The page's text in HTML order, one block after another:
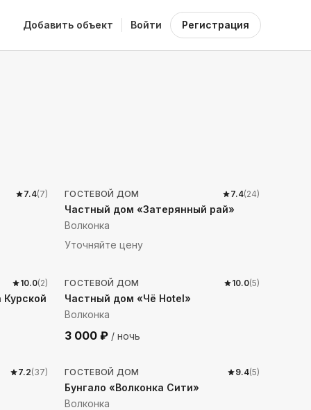
Добавить объект Войти Регистрация
7.4(7) ГОСТЕВОЙ ДОМ 7.4(24)
Частный дом «Затерянный рай»
Волконка
Уточняйте цену
10.0(2)
Курской
м до моря
ГОСТЕВОЙ ДОМ 10.0(5)
Частный дом «Чё Hotel»
Волконка
3 000 ₽ / ночь
7.2(37)
369м до моря
ГОСТЕВОЙ ДОМ 9.4(5)
Бунгало «Волконка Сити»
Волконка